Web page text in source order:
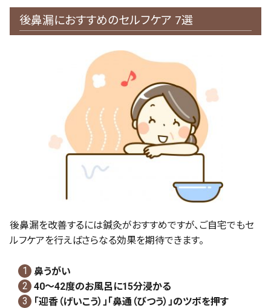
後鼻漏におすすめのセルフケア 7選
後鼻漏を改善するには鍼灸がおすすめですが、ご自宅でもセ
ルフケアを行えばさらなる効果を期待できます。
鼻うがい
40～42度のお風呂に15分浸かる
「迎香（げいこう）」「鼻通（びつう）」のツボを押す